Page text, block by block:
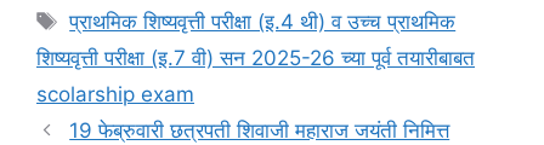
Tags
प्राथमिक शिष्यवृत्ती परीक्षा (इ.4 थी) व उच्च प्राथमिक
शिष्यवृत्ती परीक्षा (इ.7 वी) सन 2025-26 च्या पूर्व तयारीबाबत
scolarship exam
19 फेब्रुवारी छत्रपती शिवाजी महाराज जयंती निमित्त